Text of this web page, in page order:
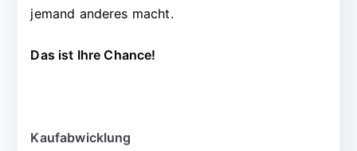
jemand anderes macht.
Das ist Ihre Chance!
Kaufabwicklung